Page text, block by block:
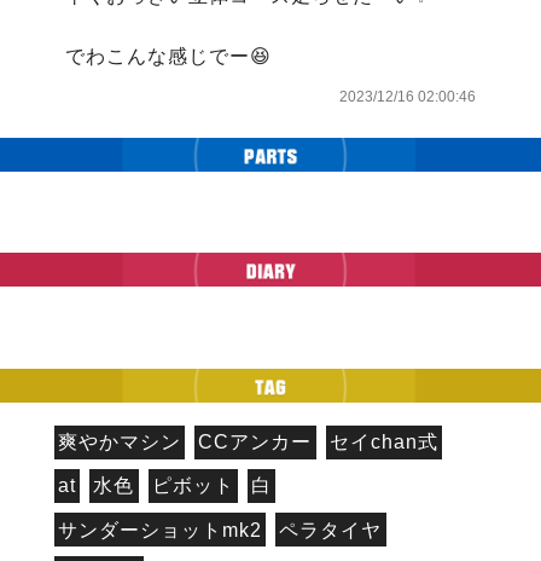
でわこんな感じでー😆
2023/12/16 02:00:46
爽やかマシン CCアンカー セイchan式
at 水色 ピボット 白
サンダーショットmk2 ペラタイヤ